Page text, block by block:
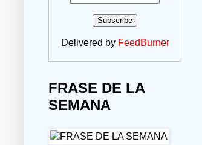
UN MOMENTO DE
Delivered by FeedBurner
FRASE DE LA
SEMANA